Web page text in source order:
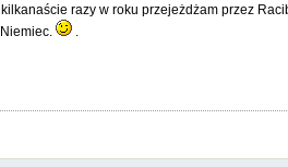
razy w roku przejeżdżam przez
Niemiec.
.